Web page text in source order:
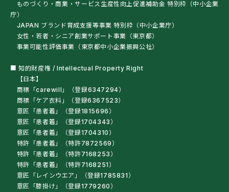
ものづくり・商業・サービス生産性向上促進補助金 特別枠（中小企業
庁）
JAPAN ブランド育成支援等事業 特別枠（中小企業庁）
女性・若者・シニア創業サポート事業（東京都）
事業可能性評価事業（東京都中小企業振興公社）
■ 知的財産権 / Intellectual Property Right
【日本】
商標「carewill」（登録6347294）
商標「ケア衣料」（登録6367523）
意匠「患者着」（登録1815696）
意匠「患者着」（登録1704343）
意匠「患者着」（登録1704310）
特許「患者着」（特許7872569）
特許「患者着」（特許7168253）
特許「患者着」（特許7168251）
意匠「レインウエア」（登録1785831）
意匠「膝掛け」（登録1779260）